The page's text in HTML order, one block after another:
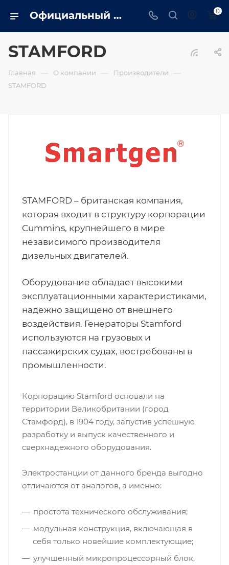
Официальный сайт дилера STAMFORD в Ярославле. Вся информация о генераторах, сервис, монтаж, обслуживание 0
STAMFORD
Главная — О компании — Производители —
STAMFORD
STAMFORD – британская компания,
которая входит в структуру корпорации
Cummins, крупнейшего в мире
независимого производителя
дизельных двигателей.
Оборудование обладает высокими
эксплуатационными характеристиками,
надежно защищено от внешнего
воздействия. Генераторы Stamford
используются на грузовых и
пассажирских судах, востребованы в
промышленности.
Корпорацию Stamford основали на
территории Великобритании (город
Стамфорд), в 1904 году, запустив успешную
разработку и выпуск качественного и
сверхнадежного оборудования.
Электростанции от данного бренда выгодно
отличаются от аналогов, а именно:
простота технического обслуживания;
модульная конструкция, включающая в
себя только новейшие комплектующие;
улучшенный микропроцессорный блок,